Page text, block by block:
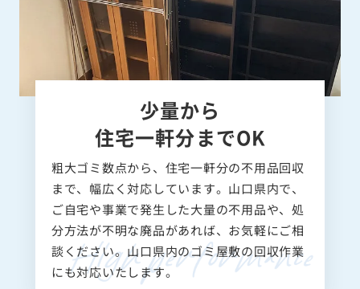
少量から
住宅一軒分までOK
粗大ゴミ数点から、住宅一軒分の不用品回収
まで、幅広く対応しています。山口県内で、
ご自宅や事業で発生した大量の不用品や、処
分方法が不明な廃品があれば、お気軽にご相
談ください。山口県内のゴミ屋敷の回収作業
にも対応いたします。